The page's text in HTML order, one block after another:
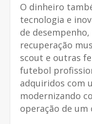
O dinheiro
tecnologia e
de
recuperação
scout e outras
futebol
adquiridos com
modernizando
operação de um